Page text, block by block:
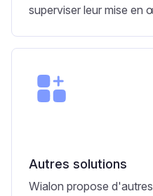
superviser leur mise en
Autres solutions
Wialon propose